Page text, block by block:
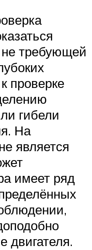
не требующей
проверке
гибели
На
является
имеет ряд
двигателя.